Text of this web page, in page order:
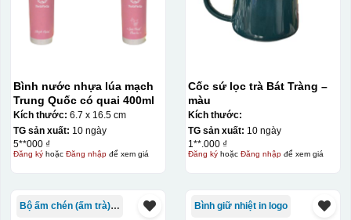
Bình nước nhựa lúa mạch
Trung Quốc có quai 400ml
Kích thước: 6.7 x 16.5 cm
TG sản xuất: 10 ngày
5**000 ₫
Đăng kýhoặc Đăng nhậpđể xem giá
Cốc sứ lọc trà Bát Tràng –
màu
Kích thước:
TG sản xuất: 10 ngày
1**.000 ₫
Đăng kýhoặc Đăng nhậpđể xem giá
Bộ ấm chén (ấm trà) in logo Bình giữ nhiệt in logo